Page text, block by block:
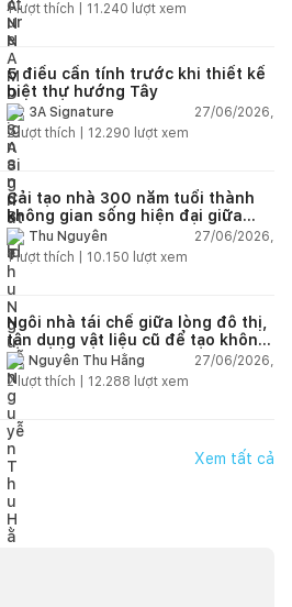
1lượt thích | 11.240 lượt xem
5 điều cần tính trước khi thiết kế
biệt thự hướng Tây
3A Signature
27/06/2026,
2lượt thích | 12.290 lượt xem
Cải tạo nhà 300 năm tuổi thành
không gian sống hiện đại giữa
thiên nhiên
Thu Nguyễn
27/06/2026,
1lượt thích | 10.150 lượt xem
Ngôi nhà tái chế giữa lòng đô thị,
tận dụng vật liệu cũ để tạo không
gian sống linh hoạt
Nguyễn Thu Hằng
27/06/2026,
2lượt thích | 12.288 lượt xem
Xem tất cả